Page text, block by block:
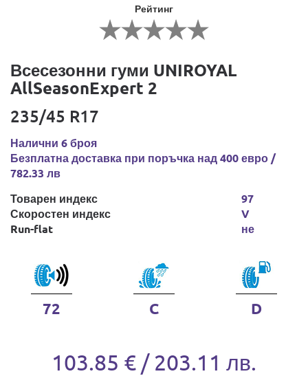
Рейтинг
Всесезонни гуми UNIROYAL
AllSeasonExpert 2
235/45 R17
Налични 6 броя
Безплатна доставка при поръчка над 400 евро /
782.33 лв
Товарен индекс
Скоростен индекс
Run-flat
97
V
не
72 C D
103.85 € / 203.11 лв.